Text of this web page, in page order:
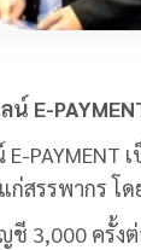
E-
PAYMENT
สรรพากร โ
ชี 3,000 ครั้ง